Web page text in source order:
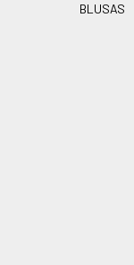
BLUSAS